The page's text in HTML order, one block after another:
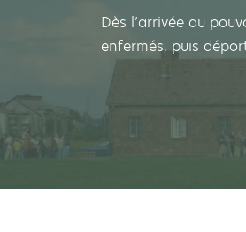
Dès l’arrivée au
enfermés, puis